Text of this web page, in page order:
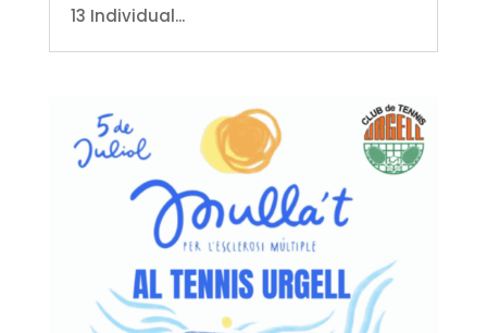
13 Individual...